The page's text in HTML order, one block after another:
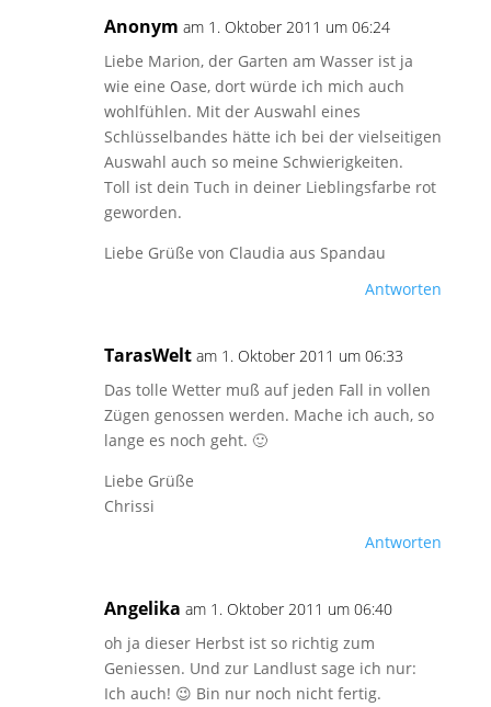
Anonym am 1. Oktober 2011 um 06:24
Liebe Marion, der Garten am Wasser ist ja
wie eine Oase, dort würde ich mich auch
wohlfühlen. Mit der Auswahl eines
Schlüsselbandes hätte ich bei der vielseitigen
Auswahl auch so meine Schwierigkeiten.
Toll ist dein Tuch in deiner Lieblingsfarbe rot
geworden.
Liebe Grüße von Claudia aus Spandau
Antworten
TarasWelt am 1. Oktober 2011 um 06:33
Das tolle Wetter muß auf jeden Fall in vollen
Zügen genossen werden. Mache ich auch, so
lange es noch geht. 🙂
Liebe Grüße
Chrissi
Antworten
Angelika am 1. Oktober 2011 um 06:40
oh ja dieser Herbst ist so richtig zum
Geniessen. Und zur Landlust sage ich nur:
Ich auch! 😉 Bin nur noch nicht fertig.